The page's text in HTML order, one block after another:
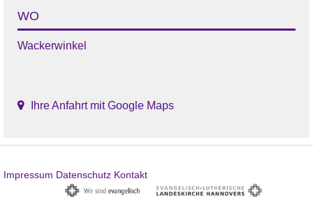
WO
Wackerwinkel
Ihre Anfahrt mit Google Maps
Impressum Datenschutz Kontakt